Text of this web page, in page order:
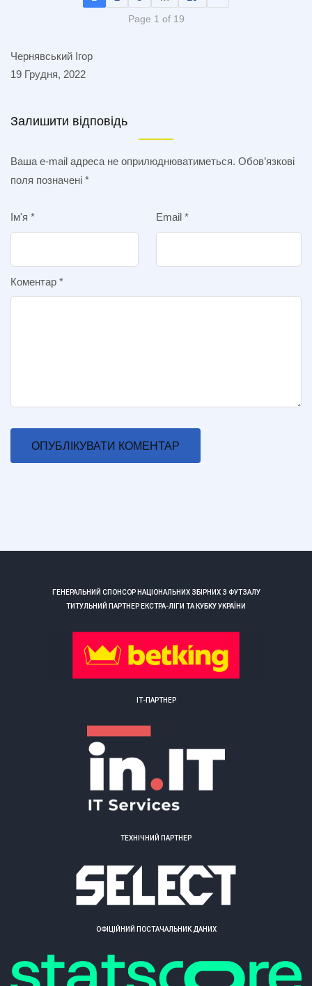
Page 1 of 19
Чернявський Ігор
19 Грудня, 2022
Залишити відповідь
Ваша e-mail адреса не оприлюднюватиметься. Обов’язкові
поля позначені *
Ім'я * Email *
Коментар *
ГЕНЕРАЛЬНИЙ СПОНСОР НАЦІОНАЛЬНИХ ЗБІРНИХ З ФУТЗАЛУ
ТИТУЛЬНИЙ ПАРТНЕР ЕКСТРА-ЛІГИ ТА КУБКУ УКРАЇНИ
ІТ-ПАРТНЕР
ТЕХНІЧНИЙ ПАРТНЕР
ОФІЦІЙНИЙ ПОСТАЧАЛЬНИК ДАНИХ